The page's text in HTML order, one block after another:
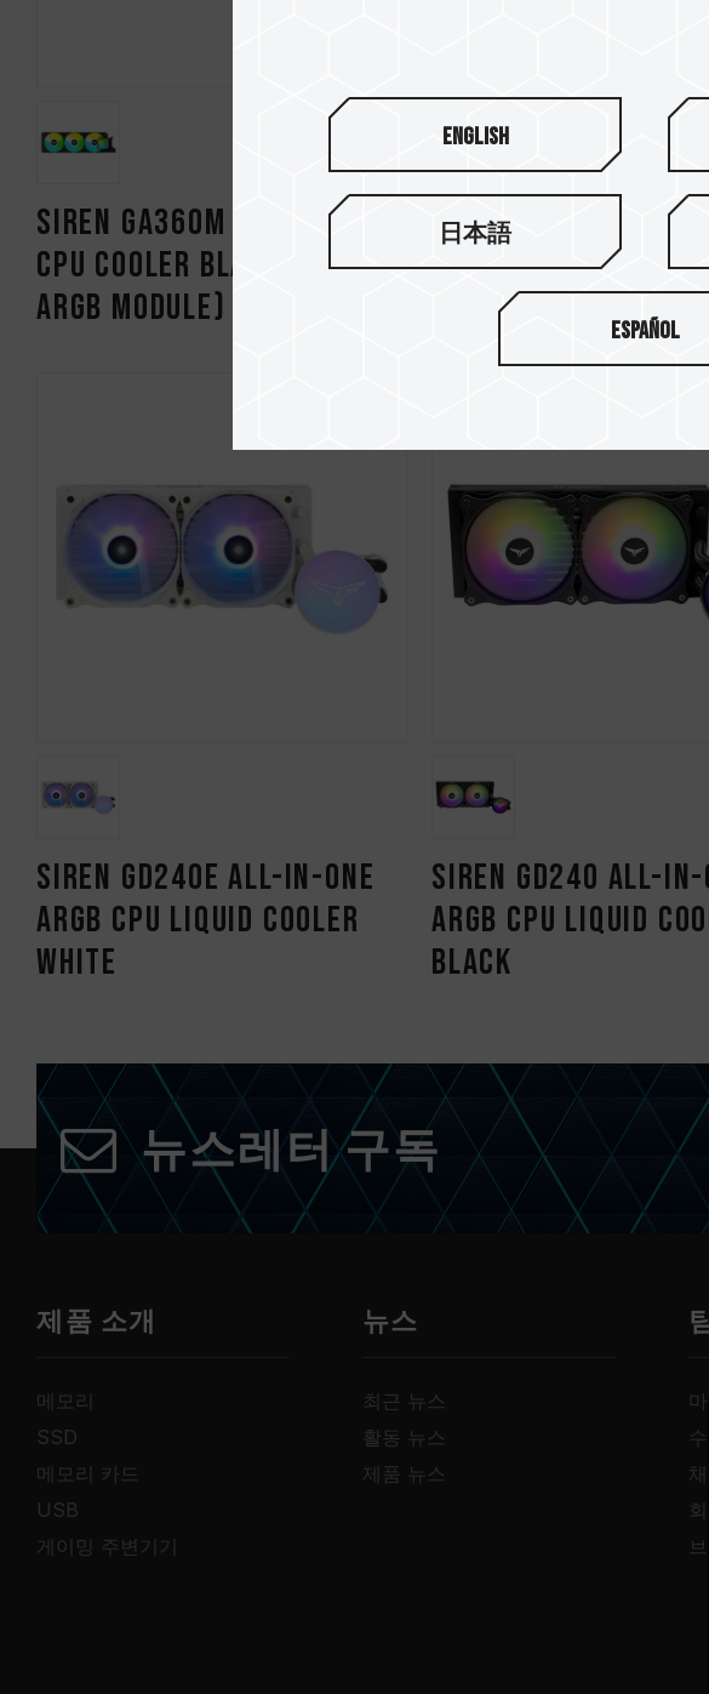
SIREN GA360M ARGB AIO
CPU Cooler Black (With
ARGB Module)
SIREN GA240M ARGB
CPU Cooler Black
ARGB Module)
SIREN GD240E All-in-One
ARGB CPU Liquid Cooler
White
SIREN GD240 All-in-
ARGB CPU Liquid
Black
뉴스레터 구독
제품 소개
메모리
SSD
메모리 카드
USB
게이밍 주변기기
뉴스
최근 뉴스
활동 뉴스
제품 뉴스
English
日本語
Español